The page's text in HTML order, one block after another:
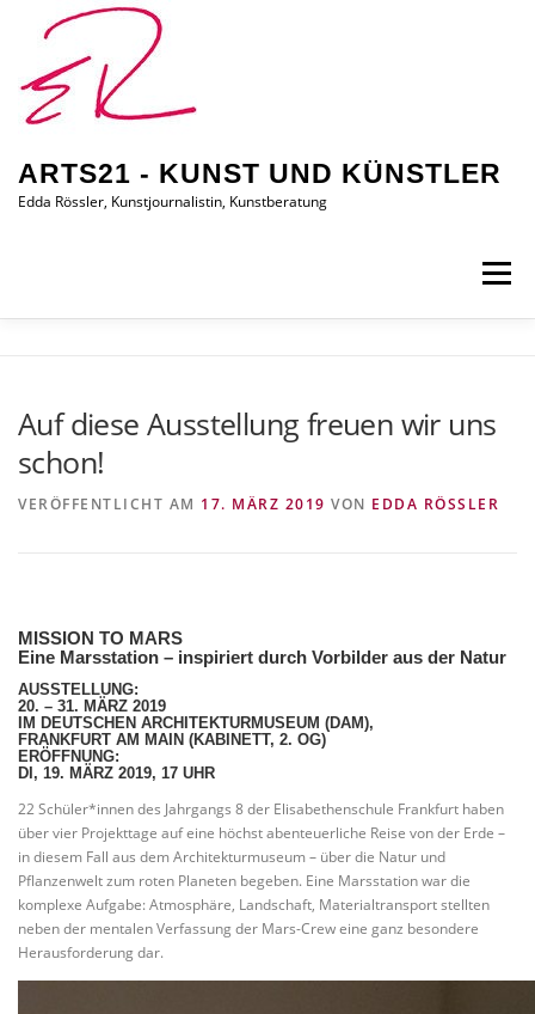
ARTS21 - KUNST UND KÜNSTLER
Edda Rössler, Kunstjournalistin, Kunstberatung
Menü
AUSSTELLUNGEN/BILDER
Auf diese Ausstellung freuen wir uns
schon!
VERÖFFENTLICHT AM 17. MÄRZ 2019 VON EDDA RÖSSLER
MISSION TO MARS
Eine Marsstation – inspiriert durch Vorbilder aus der Natur
AUSSTELLUNG:
20. – 31. MÄRZ 2019
IM DEUTSCHEN ARCHITEKTURMUSEUM (DAM),
FRANKFURT AM MAIN (KABINETT, 2. OG)
ERÖFFNUNG:
DI, 19. MÄRZ 2019, 17 UHR
22 Schüler*innen des Jahrgangs 8 der Elisabethenschule Frankfurt haben
über vier Projekttage auf eine höchst abenteuerliche Reise von der Erde –
in diesem Fall aus dem Architekturmuseum – über die Natur und
Pflanzenwelt zum roten Planeten begeben. Eine Marsstation war die
komplexe Aufgabe: Atmosphäre, Landschaft, Materialtransport stellten
neben der mentalen Verfassung der Mars-Crew eine ganz besondere
Herausforderung dar.